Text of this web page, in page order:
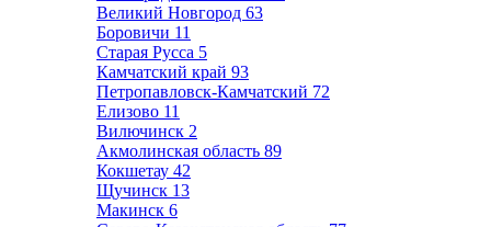
Великий Новгород 63
Боровичи 11
Старая Русса 5
Камчатский край 93
Петропавловск-Камчатский 72
Елизово 11
Вилючинск 2
Акмолинская область 89
Кокшетау 42
Щучинск 13
Макинск 6